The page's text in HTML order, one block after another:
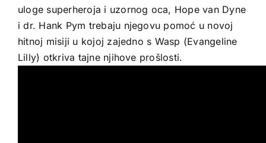
uloge superheroja i uzornog oca, Hope van Dyne
i dr. Hank Pym trebaju njegovu pomoć u novoj
hitnoj misiji u kojoj zajedno s Wasp (Evangeline
Lilly) otkriva tajne njihove prošlosti.